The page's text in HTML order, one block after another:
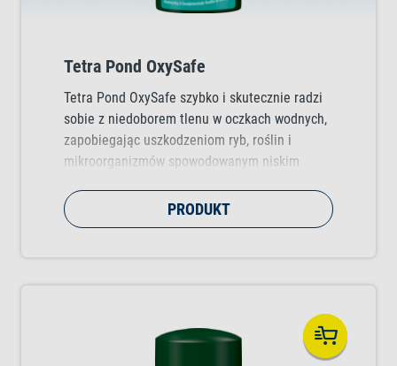
Tetra Pond OxySafe
Tetra Pond OxySafe szybko i skutecznie radzi
sobie z niedoborem tlenu w oczkach wodnych,
zapobiegając uszkodzeniom ryb, roślin i
mikroorganizmów spowodowanym niskim
PRODUKT